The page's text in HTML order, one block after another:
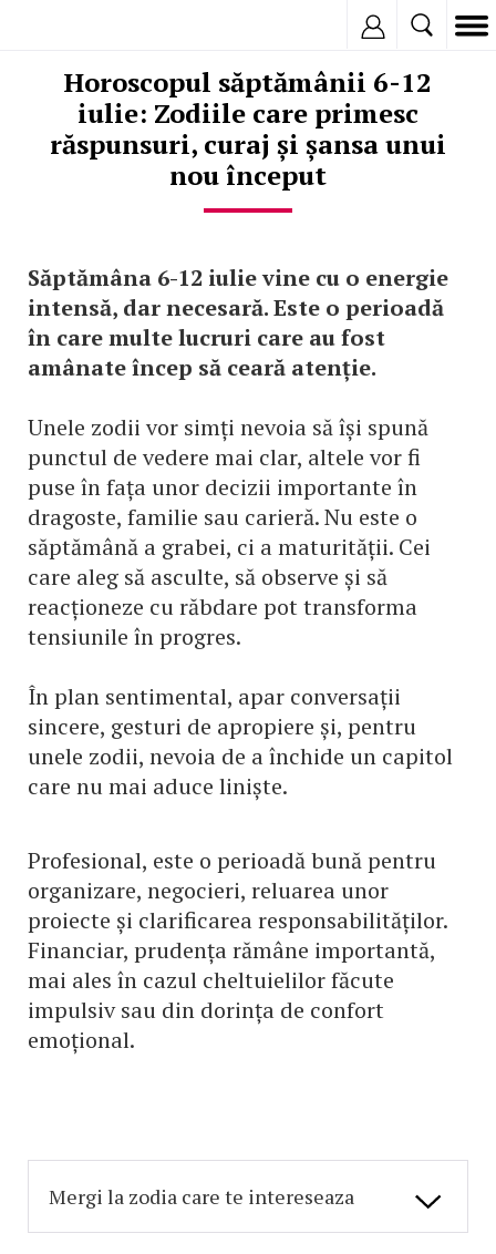
Horoscopul săptămânii 6-12
iulie: Zodiile care primesc
răspunsuri, curaj și șansa unui
nou început
Săptămâna 6-12 iulie vine cu o energie
intensă, dar necesară. Este o perioadă
în care multe lucruri care au fost
amânate încep să ceară atenție.
Unele zodii vor simți nevoia să își spună
punctul de vedere mai clar, altele vor fi
puse în fața unor decizii importante în
dragoste, familie sau carieră. Nu este o
săptămână a grabei, ci a maturității. Cei
care aleg să asculte, să observe și să
reacționeze cu răbdare pot transforma
tensiunile în progres.
În plan sentimental, apar conversații
sincere, gesturi de apropiere și, pentru
unele zodii, nevoia de a închide un capitol
care nu mai aduce liniște.
Profesional, este o perioadă bună pentru
organizare, negocieri, reluarea unor
proiecte și clarificarea responsabilităților.
Financiar, prudența rămâne importantă,
mai ales în cazul cheltuielilor făcute
impulsiv sau din dorința de confort
emoțional.